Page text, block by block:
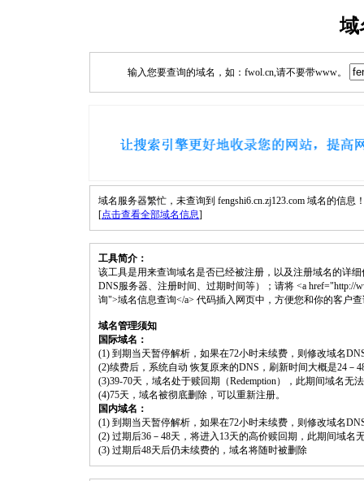
域
输入您要查询的域名，如：fwol.cn,请不要带www。
域名服务器繁忙，未查询到 fengshi6.cn.zj123.com 域名的信息
[点击查看全部域名信息]
工具简介：
该工具是用来查询域名是否已经被注册，以及注册域名的详
DNS服务器、注册时间、过期时间等）；请将 <a href="http://
询">域名信息查询</a> 代码插入网页中，方便您和你的客户
域名管理须知
国际域名：
(1) 到期当天暂停解析，如果在72小时未续费，则修改域名
(2)续费后，系统自动 恢复原来的DNS，刷新时间大概是24－
(3)39-70天，域名处于赎回期（Redemption），此期间域名无
(4)75天，域名被彻底删除，可以重新注册。
国内域名：
(1) 到期当天暂停解析，如果在72小时未续费，则修改域名
(2) 过期后36－48天，将进入13天的高价赎回期，此期间域名
(3) 过期后48天后仍未续费的，域名将随时被删除